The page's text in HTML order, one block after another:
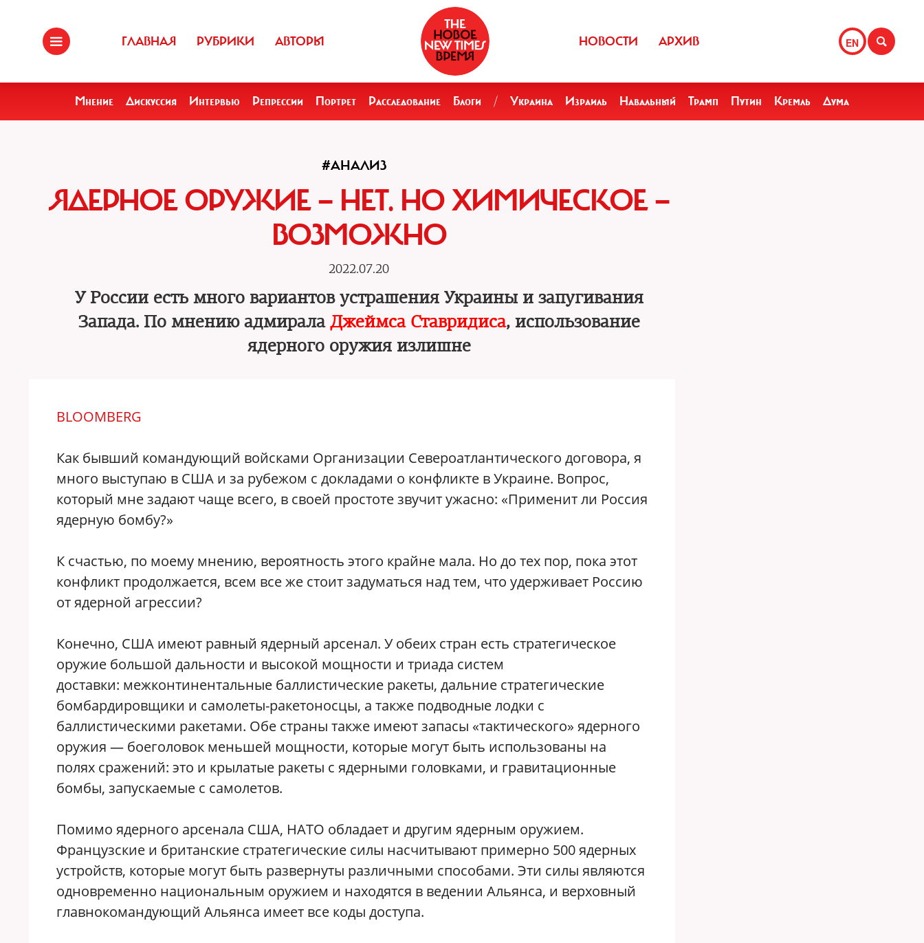
ГЛАВНАЯ РУБРИКИ АВТОРЫ EN
НОВОСТИ АРХИВ
Мнение Дискуссия Интервью Репрессии Портрет Расследование Блоги / Украина Израиль Навальный Трамп Путин Кремль Дума
#АНАЛИЗ
ЯДЕРНОЕ ОРУЖИЕ — НЕТ. НО ХИМИЧЕСКОЕ —
ВОЗМОЖНО
2022.07.20
У России есть много вариантов устрашения Украины и запугивания
Запада. По мнению адмирала Джеймса Ставридиса, использование
ядерного оружия излишне
BLOOMBERG
Как бывший командующий войсками Организации Североатлантического договора, я
много выступаю в США и за рубежом с докладами о конфликте в Украине. Вопрос,
который мне задают чаще всего, в своей простоте звучит ужасно: «Применит ли Россия
ядерную бомбу?»
К счастью, по моему мнению, вероятность этого крайне мала. Но до тех пор, пока этот
конфликт продолжается, всем все же стоит задуматься над тем, что удерживает Россию
от ядерной агрессии?
Конечно, США имеют равный ядерный арсенал. У обеих стран есть стратегическое
оружие большой дальности и высокой мощности и триада систем
доставки: межконтинентальные баллистические ракеты, дальние стратегические
бомбардировщики и самолеты-ракетоносцы, а также подводные лодки с
баллистическими ракетами. Обе страны также имеют запасы «тактического» ядерного
оружия — боеголовок меньшей мощности, которые могут быть использованы на
полях сражений: это и крылатые ракеты с ядерными головками, и гравитационные
бомбы, запускаемые с самолетов.
Помимо ядерного арсенала США, НАТО обладает и другим ядерным оружием.
Французские и британские стратегические силы насчитывают примерно 500 ядерных
устройств, которые могут быть развернуты различными способами. Эти силы являются
одновременно национальным оружием и находятся в ведении Альянса, и верховный
главнокомандующий Альянса имеет все коды доступа.